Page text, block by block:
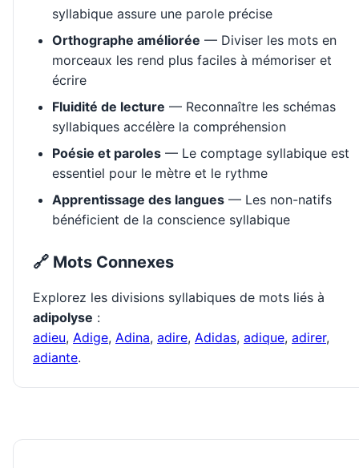
syllabique assure une parole précise
Orthographe améliorée — Diviser les mots en
morceaux les rend plus faciles à mémoriser et
écrire
Fluidité de lecture — Reconnaître les schémas
syllabiques accélère la compréhension
Poésie et paroles — Le comptage syllabique est
essentiel pour le mètre et le rythme
Apprentissage des langues — Les non-natifs
bénéficient de la conscience syllabique
🔗 Mots Connexes
Explorez les divisions syllabiques de mots liés à
adipolyse :
adieu, Adige, Adina, adire, Adidas, adique, adirer,
adiante.